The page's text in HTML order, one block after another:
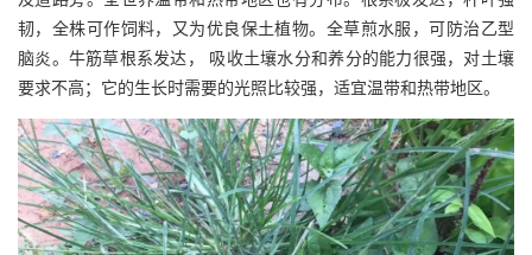
韧，全株可作饲料，又为优良保土植物。全草煎水服，可防治乙型
脑炎。牛筋草根系发达， 吸收土壤水分和养分的能力很强，对土壤
要求不高；它的生长时需要的光照比较强，适宜温带和热带地区。